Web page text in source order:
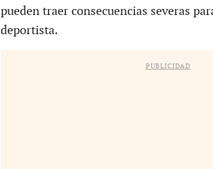
pueden traer consecuencias severas
deportista.
PUBLICIDAD